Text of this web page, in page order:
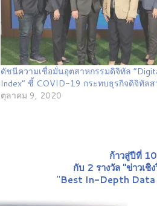
ดัชนีความเชื่อมั่นอุตสาหกรรมดิจิทัล
Index” ชี้ COVID-19 กระทบธุรกิจดิจิทัล
ตุลาคม 9, 2020
ก้าวสู่ปีที่ 10
กับ 2 รางวัล "ข่าวเชิ
"Best In-Depth